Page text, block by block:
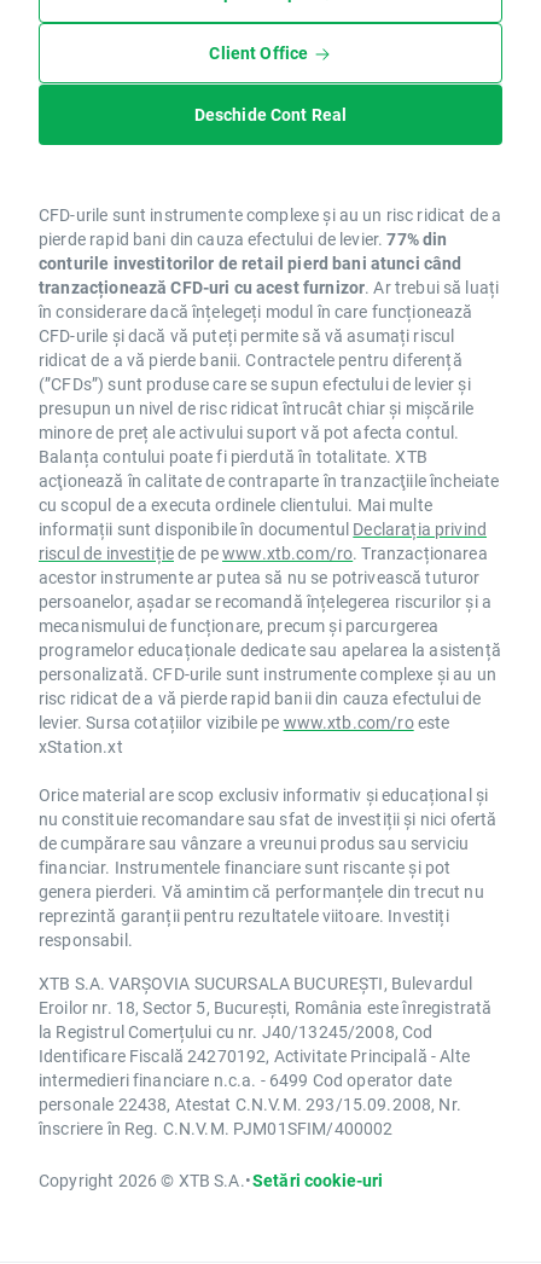
Client Office
Deschide Cont Real
CFD-urile sunt instrumente complexe și au un risc ridicat de a
pierde rapid bani din cauza efectului de levier.77% din
conturile investitorilor de retail pierd bani atunci când
tranzacționează CFD-uri cu acest furnizor. Ar trebui să luați
în considerare dacă înțelegeți modul în care funcționează
CFD-urile și dacă vă puteți permite să vă asumați riscul
ridicat de a vă pierde banii. Contractele pentru diferență
(”CFDs”) sunt produse care se supun efectului de levier și
presupun un nivel de risc ridicat întrucât chiar și mișcările
minore de preț ale activului suport vă pot afecta contul.
Balanța contului poate fi pierdută în totalitate. XTB
acţionează în calitate de contraparte în tranzacţiile încheiate
cu scopul de a executa ordinele clientului. Mai multe
informații sunt disponibile în documentul Declarația privind
riscul de investițiede pewww.xtb.com/ro. Tranzacționarea
acestor instrumente ar putea să nu se potrivească tuturor
persoanelor, așadar se recomandă înțelegerea riscurilor și a
mecanismului de funcționare, precum și parcurgerea
programelor educaționale dedicate sau apelarea la asistență
personalizată. CFD-urile sunt instrumente complexe și au un
risc ridicat de a vă pierde rapid banii din cauza efectului de
levier. Sursa cotațiilor vizibile pe www.xtb.com/roeste
xStation.xt
Orice material are scop exclusiv informativ și educațional și
nu constituie recomandare sau sfat de investiții și nici ofertă
de cumpărare sau vânzare a vreunui produs sau serviciu
financiar. Instrumentele financiare sunt riscante și pot
genera pierderi. Vă amintim că performanțele din trecut nu
reprezintă garanții pentru rezultatele viitoare. Investiți
responsabil.
XTB S.A. VARȘOVIA SUCURSALA BUCUREȘTI, Bulevardul
Eroilor nr. 18, Sector 5, București, România este înregistrată
la Registrul Comerțului cu nr. J40/13245/2008, Cod
Identificare Fiscală 24270192, Activitate Principală - Alte
intermedieri financiare n.c.a. - 6499 Cod operator date
personale 22438, Atestat C.N.V.M. 293/15.09.2008, Nr.
înscriere în Reg. C.N.V.M. PJM01SFIM/400002
Copyright 2026 © XTB S.A.•Setări cookie-uri